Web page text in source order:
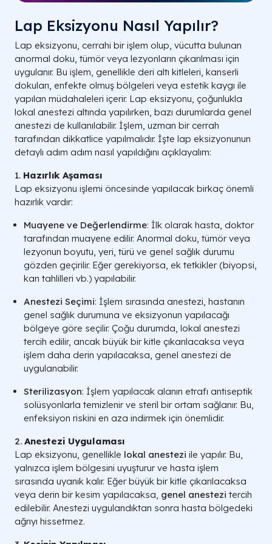
Lap Eksizyonu Nasıl Yapılır?
Lap eksizyonu, cerrahi bir işlem olup, vücutta bulunan
anormal doku, tümör veya lezyonların çıkarılması için
uygulanır. Bu işlem, genellikle deri altı kitleleri, kanserli
dokuları, enfekte olmuş bölgeleri veya estetik kaygı ile
yapılan müdahaleleri içerir. Lap eksizyonu, çoğunlukla
lokal anestezi altında yapılırken, bazı durumlarda genel
anestezi de kullanılabilir. İşlem, uzman bir cerrah
tarafından dikkatlice yapılmalıdır. İşte lap eksizyonunun
detaylı adım adım nasıl yapıldığını açıklayalım:
1. Hazırlık Aşaması
Lap eksizyonu işlemi öncesinde yapılacak birkaç önemli
hazırlık vardır:
Muayene ve Değerlendirme: İlk olarak hasta, doktor
tarafından muayene edilir. Anormal doku, tümör veya
lezyonun boyutu, yeri, türü ve genel sağlık durumu
gözden geçirilir. Eğer gerekiyorsa, ek tetkikler (biyopsi,
kan tahlilleri vb.) yapılabilir.
Anestezi Seçimi: İşlem sırasında anestezi, hastanın
genel sağlık durumuna ve eksizyonun yapılacağı
bölgeye göre seçilir. Çoğu durumda, lokal anestezi
tercih edilir, ancak büyük bir kitle çıkarılacaksa veya
işlem daha derin yapılacaksa, genel anestezi de
uygulanabilir.
Sterilizasyon: İşlem yapılacak alanın etrafı antiseptik
solüsyonlarla temizlenir ve steril bir ortam sağlanır. Bu,
enfeksiyon riskini en aza indirmek için önemlidir.
2. Anestezi Uygulaması
Lap eksizyonu, genellikle lokal anestezi ile yapılır. Bu,
yalnızca işlem bölgesini uyuşturur ve hasta işlem
sırasında uyanık kalır. Eğer büyük bir kitle çıkarılacaksa
veya derin bir kesim yapılacaksa, genel anestezi tercih
edilebilir. Anestezi uygulandıktan sonra hasta bölgedeki
ağrıyı hissetmez.